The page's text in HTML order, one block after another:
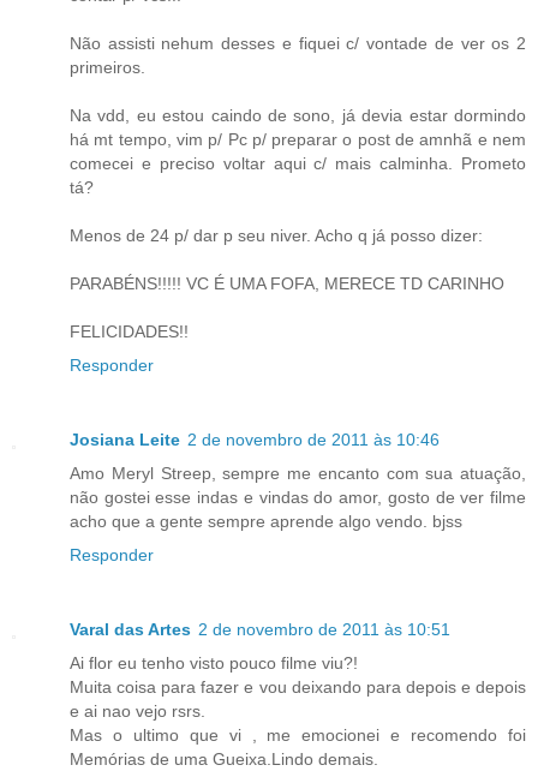
Não assisti nehum desses e fiquei c/ vontade de ver os 2
primeiros.
Na vdd, eu estou caindo de sono, já devia estar dormindo
há mt tempo, vim p/ Pc p/ preparar o post de amnhã e nem
comecei e preciso voltar aqui c/ mais calminha. Prometo
tá?
Menos de 24 p/ dar p seu niver. Acho q já posso dizer:
PARABÉNS!!!!! VC É UMA FOFA, MERECE TD CARINHO
FELICIDADES!!
Responder
Josiana Leite 2 de novembro de 2011 às 10:46
Amo Meryl Streep, sempre me encanto com sua atuação,
não gostei esse indas e vindas do amor, gosto de ver filme
acho que a gente sempre aprende algo vendo. bjss
Responder
Varal das Artes 2 de novembro de 2011 às 10:51
Ai flor eu tenho visto pouco filme viu?!
Muita coisa para fazer e vou deixando para depois e depois
e ai nao vejo rsrs.
Mas o ultimo que vi , me emocionei e recomendo foi
Memórias de uma Gueixa.Lindo demais.